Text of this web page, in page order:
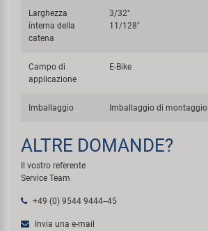
Larghezza
interna della
catena
3/32"
11/128"
Campo di
applicazione
E-Bike
Imballaggio Imballaggio di montaggio
ALTRE DOMANDE?
Il vostro referente
Service Team
+49 (0) 9544 9444--45
Invia una e-mail